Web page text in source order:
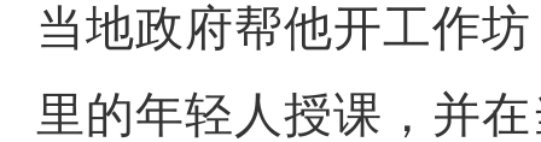
当地政府帮他开工作
里的年轻人授课，并